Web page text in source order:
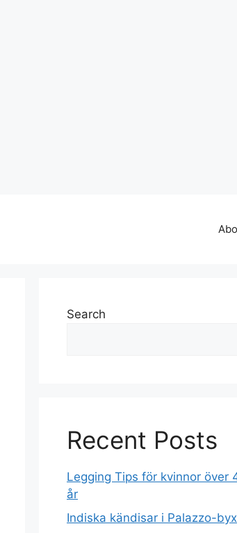
Search
Recent Posts
Legging Tips för kvinnor över
år
Indiska kändisar i Palazzo-